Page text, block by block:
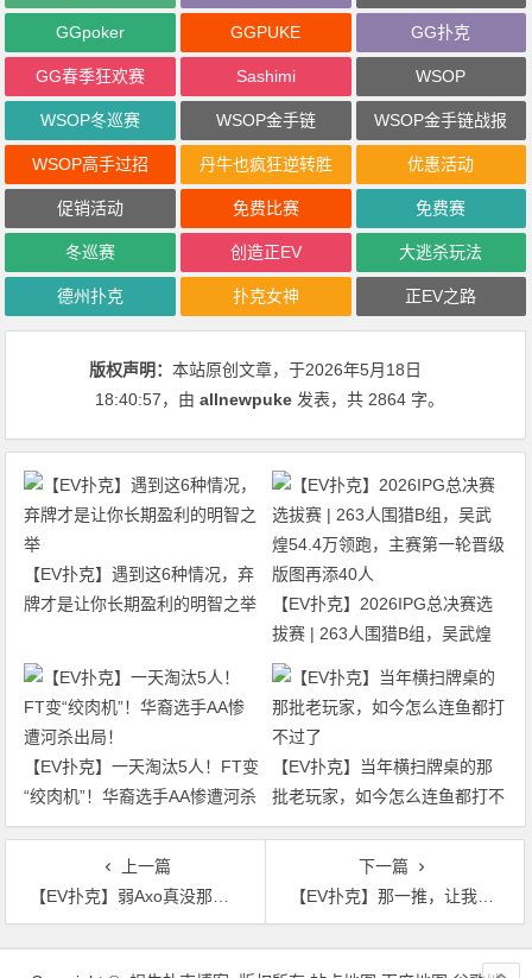
GGpoker GGPUKE GG扑克
GG春季狂欢赛 Sashimi WSOP
WSOP冬巡赛 WSOP金手链 WSOP金手链战报
WSOP高手过招 丹牛也疯狂逆转胜 优惠活动
促销活动 免费比赛 免费赛
冬巡赛 创造正EV 大逃杀玩法
德州扑克 扑克女神 正EV之路
版权声明：本站原创文章，于2026年5月18日
18:40:57，由allnewpuke 发表，共 2864 字。
【EV扑克】遇到这6种情况，弃
牌才是让你长期盈利的明智之举
【EV扑克】2026IPG总决赛选
拔赛 | 263人围猎B组，吴武煌
54.4万领跑，主赛第一轮晋级版
【EV扑克】一天淘汰5人！FT变
“绞肉机”！华裔选手AA惨遭河杀
出局！
【EV扑克】当年横扫牌桌的那
批老玩家，如今怎么连鱼都打不
过了
上一篇
【EV扑克】弱Axo真没那么差，这些场景下可以亮剑
下一篇
【EV扑克】那一推，让我看清了自己——“紧弱”式人生的认知突围
文